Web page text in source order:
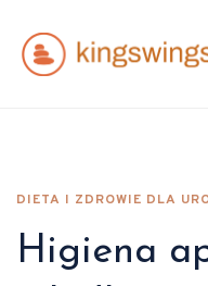
DIETA I ZDROWIE DLA
Higiena